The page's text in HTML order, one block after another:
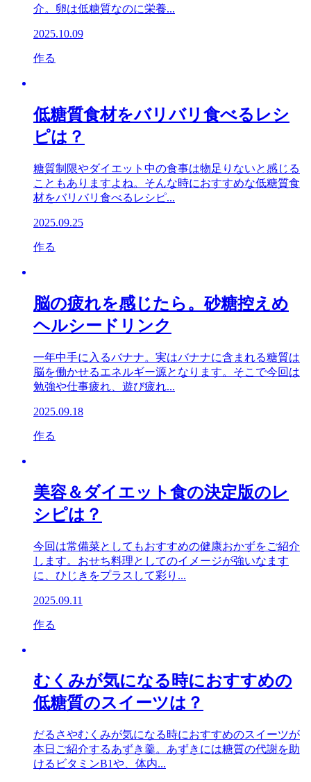
介。卵は低糖質なのに栄養...
2025.10.09
作る
低糖質食材をバリバリ食べるレシ
ピは？
糖質制限やダイエット中の食事は物足りないと感じる
こともありますよね。そんな時におすすめな低糖質食
材をバリバリ食べるレシピ...
2025.09.25
作る
脳の疲れを感じたら。砂糖控えめ
ヘルシードリンク
一年中手に入るバナナ。実はバナナに含まれる糖質は
脳を働かせるエネルギー源となります。そこで今回は
勉強や仕事疲れ、遊び疲れ...
2025.09.18
作る
美容＆ダイエット食の決定版のレ
シピは？
今回は常備菜としてもおすすめの健康おかずをご紹介
します。おせち料理としてのイメージが強いなます
に、ひじきをプラスして彩り...
2025.09.11
作る
むくみが気になる時におすすめの
低糖質のスイーツは？
だるさやむくみが気になる時におすすめのスイーツが
本日ご紹介するあずき羹。あずきには糖質の代謝を助
けるビタミンB1や、体内...